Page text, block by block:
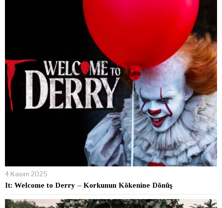
4 Kasım 2025
It: Welcome to Derry – Korkunun Kökenine Dönüş